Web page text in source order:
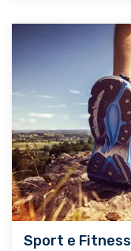
Sport e Fitness